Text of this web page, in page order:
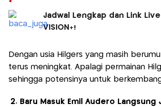
Jadwal Lengkap dan Link
VISION+!
Dengan usia Hilgers yang masih
terus meningkat. Apalagi permainan
sehingga potensinya untuk
2. Baru Masuk Emil Audero Langsung